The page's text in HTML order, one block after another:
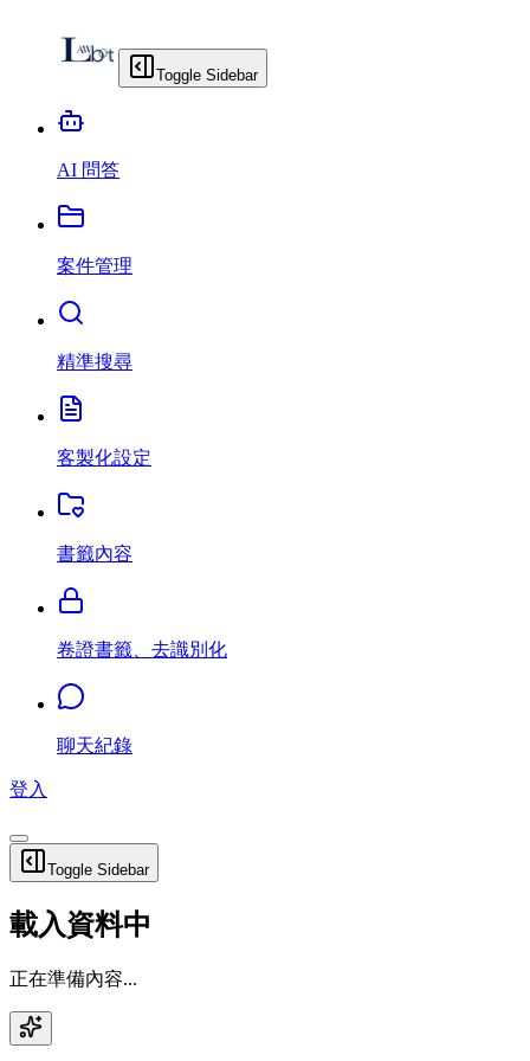
Toggle Sidebar
AI 問答
案件管理
精準搜尋
客製化設定
書籤內容
卷證書籤、去識別化
聊天紀錄
登入
Toggle Sidebar
載入資料中
正在準備內容...